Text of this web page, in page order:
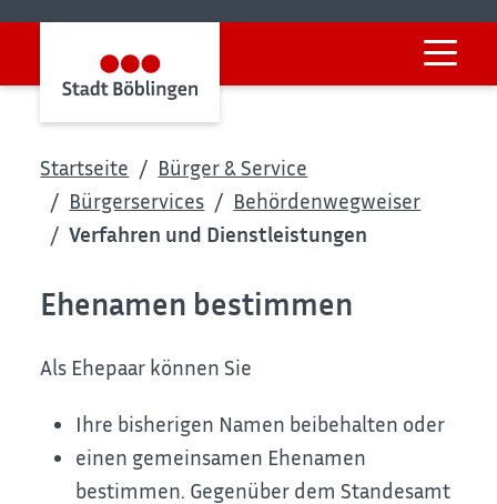
Startseite
Bürger & Service
Bürgerservices
Behördenwegweiser
Verfahren und Dienstleistungen
Ehenamen bestimmen
Als Ehepaar können Sie
Ihre bisherigen Namen beibehalten oder
einen gemeinsamen Ehenamen
bestimmen. Gegenüber dem Standesamt